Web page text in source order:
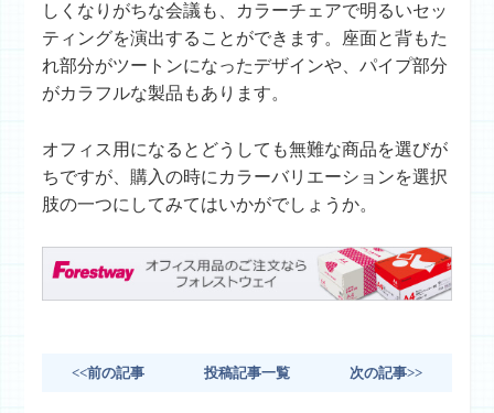
しくなりがちな会議も、カラーチェアで明るいセッ
ティングを演出することができます。座面と背もた
れ部分がツートンになったデザインや、パイプ部分
がカラフルな製品もあります。
オフィス用になるとどうしても無難な商品を選びが
ちですが、購入の時にカラーバリエーションを選択
肢の一つにしてみてはいかがでしょうか。
<<前の記事 投稿記事一覧 次の記事>>